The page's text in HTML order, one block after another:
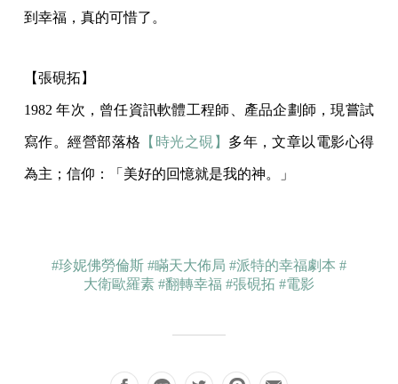
到幸福，真的可惜了。
【張硯拓 】
1982 年次，曾任資訊軟體工程師、產品企劃師，現嘗試
寫作。經營部落格 【時光之硯】 多年，文章以電影心得
為主；信仰：「美好的回憶就是我的神。」
#珍妮佛勞倫斯 #瞞天大佈局 #派特的幸福劇本 #
大衛歐羅素 #翻轉幸福 #張硯拓 #電影